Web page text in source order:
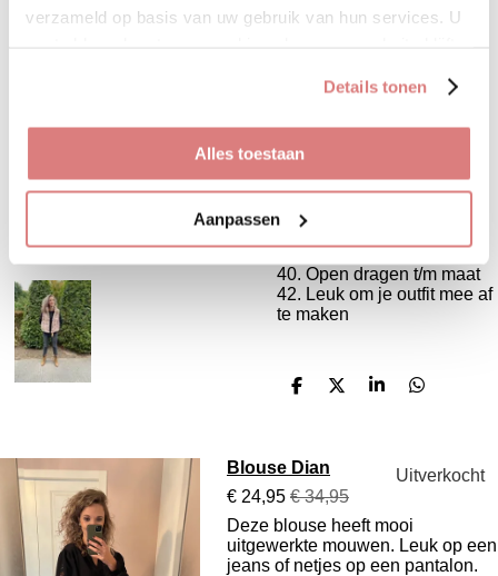
verzameld op basis van uw gebruik van hun services. U
Details tonen
Alles toestaan
Aanpassen
Deze leuke bodywarmer is
faux fur en one size. Als je
de bodywarmer dicht wilt
dragen past deze t/m maat
40. Open dragen t/m maat
42. Leuk om je outfit mee af
te maken
D
n
D
S
D
Uitverkocht
Blouse Dian
€ 24,95 € 34,95
Deze blouse heeft mooi
uitgewerkte mouwen. Leuk op een
jeans of netjes op een pantalon.